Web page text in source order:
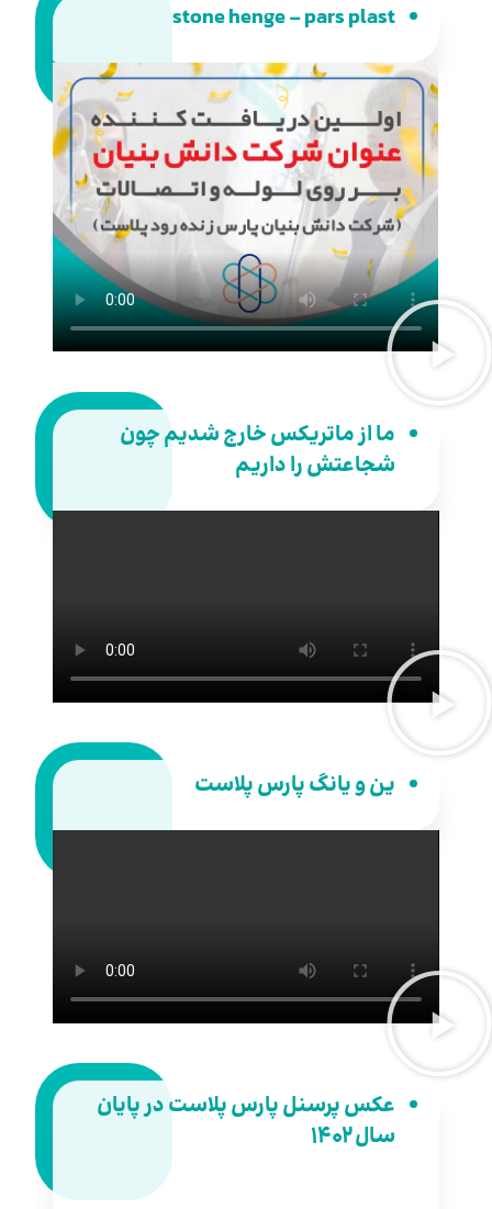
stone henge - pars plast
ما از ماتریکس خارج شدیم چون
شجاعتش را داریم
ین و یانگ پارس پلاست
عکس پرسنل پارس پلاست در پایان
سال ۱۴۰۲